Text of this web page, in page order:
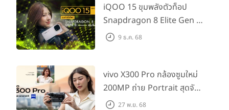
iQOO 15 ขุมพลังตัวท็อป
Snapdragon 8 Elite Gen 5
เล่นลื่นทุกเกม!
9 ธ.ค. 68
vivo X300 Pro กล้องซูมใหม่
200MP ถ่าย Portrait สุดจัด
ต่อเลนส์เสริมได้!
27 พ.ย. 68